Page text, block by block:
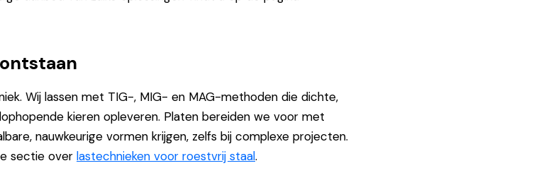
Wij lassen met TIG-, MIG- en MAG-methoden die dichte,
kieren opleveren. Platen bereiden we voor met
nauwkeurige vormen krijgen, zelfs bij complexe projecten.
sectie over lastechnieken voor roestvrij staal.